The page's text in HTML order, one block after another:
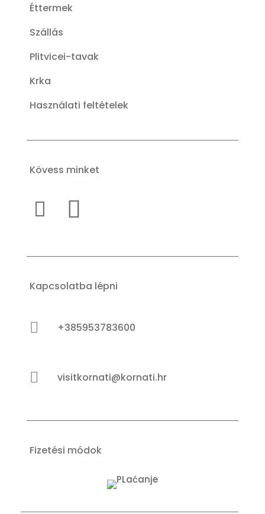
Éttermek
Szállás
Plitvicei-tavak
Krka
Használati feltételek
Kövess minket
Kapcsolatba lépni
 +385953783600
 visitkornati@kornati.hr
Fizetési módok